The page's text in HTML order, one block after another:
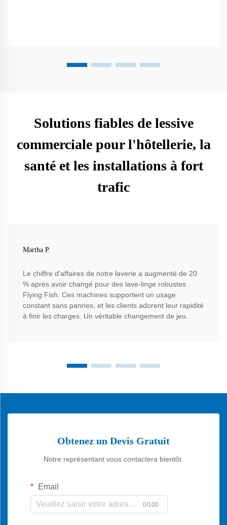
Solutions fiables de lessive
commerciale pour l'hôtellerie, la
santé et les installations à fort
trafic
Martha P.
Le chiffre d'affaires de notre laverie a augmenté de 20
% après avoir changé pour des lave-linge robustes
Flying Fish. Ces machines supportent un usage
constant sans pannes, et les clients adorent leur rapidité
à finir les charges. Un véritable changement de jeu.
Obtenez un Devis Gratuit
Notre représentant vous contactera bientôt.
Email
0/100